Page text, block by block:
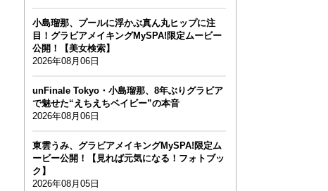
小島瑠那、プールに浮かぶ真ん丸ヒップに注
目！グラビアメイキングMySPA!限定ムービー
公開！【美女検索】
2026年08月06日
unFinale Tokyo・小島瑠那、8年ぶりグラビア
で魅せた“えちえちベイビー”の本音
2026年08月06日
東雲うみ、グラビアメイキングMySPA!限定ム
ービー公開！【見れば元気になる！フォトブッ
ク】
2026年08月05日